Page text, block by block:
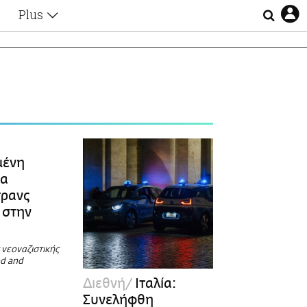
Plus
Απώλειες
Επιλογές
and
Διεθνή Ιταλία:
Συνελήφθη